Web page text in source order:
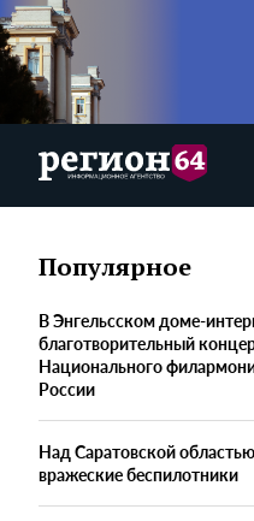
Популярное
В Энгельсском доме-
благотворительный
Национального
России
Над Саратовской
вражеские беспилотники